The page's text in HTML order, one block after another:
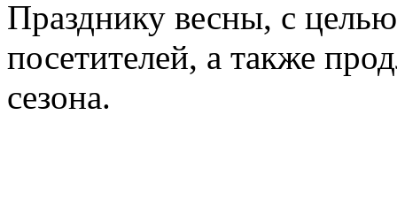
Празднику весны, с
посетителей, а также
сезона.